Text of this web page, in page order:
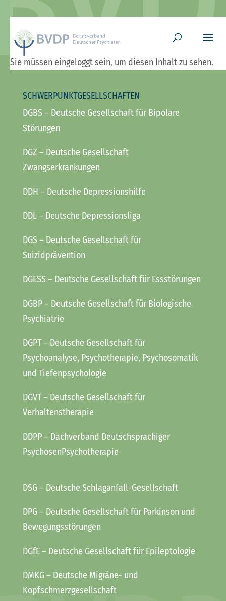
Sie müssen eingeloggt sein, um diesen Inhalt zu sehen.
SCHWERPUNKTGESELLSCHAFTEN
DGBS– Deutsche Gesellschaft für Bipolare
Störungen
DGZ – Deutsche Gesellschaft
Zwangserkrankungen
DDH – Deutsche Depressionshilfe
DDL– Deutsche Depressionsliga
DGS– Deutsche Gesellschaft für
Suizidprävention
DGESS– Deutsche Gesellschaft für Essstörungen
DGBP– Deutsche Gesellschaft für Biologische
Psychiatrie
DGPT– Deutsche Gesellschaft für
Psychoanalyse, Psychotherapie, Psychosomatik
und Tiefenpsychologie
DGVT– Deutsche Gesellschaft für
Verhaltenstherapie
DDPP– Dachverband Deutschsprachiger
PsychosenPsychotherapie
DSG– Deutsche Schlaganfall-Gesellschaft
DPG– Deutsche Gesellschaft für Parkinson und
Bewegungsstörungen
DGfE– Deutsche Gesellschaft für Epileptologie
DMKG– Deutsche Migräne- und
Kopfschmerzgesellschaft